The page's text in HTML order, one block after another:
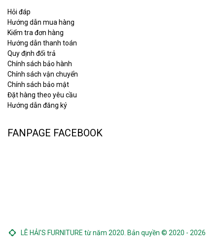
Hỏi đáp
Hướng dẫn mua hàng
Kiểm tra đơn hàng
Hướng dẫn thanh toán
Quy định đổi trả
Chính sách bảo hành
Chính sách vận chuyển
Chính sách bảo mật
Đặt hàng theo yêu cầu
Hướng dẫn đăng ký
FANPAGE FACEBOOK
LÊ HẢI'S FURNITURE từ năm 2020. Bản quyền © 2020 - 2026